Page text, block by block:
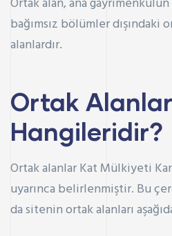
bağımsız bölümler dışındaki
alanlardır.
Ortak Alanlar
Hangileridir?
Ortak alanlarKat Mülkiyeti
uyarınca belirlenmiştir. Bu
da sitenin ortak alanları